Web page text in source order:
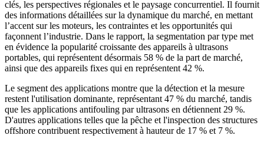
clés, les perspectives régionales et le paysage concurrentiel. Il fournit
des informations détaillées sur la dynamique du marché, en mettant
l’accent sur les moteurs, les contraintes et les opportunités qui
façonnent l’industrie. Dans le rapport, la segmentation par type met
en évidence la popularité croissante des appareils à ultrasons
portables, qui représentent désormais 58 % de la part de marché,
ainsi que des appareils fixes qui en représentent 42 %.
Le segment des applications montre que la détection et la mesure
restent l'utilisation dominante, représentant 47 % du marché, tandis
que les applications antifouling par ultrasons en détiennent 29 %.
D'autres applications telles que la pêche et l'inspection des structures
offshore contribuent respectivement à hauteur de 17 % et 7 %.